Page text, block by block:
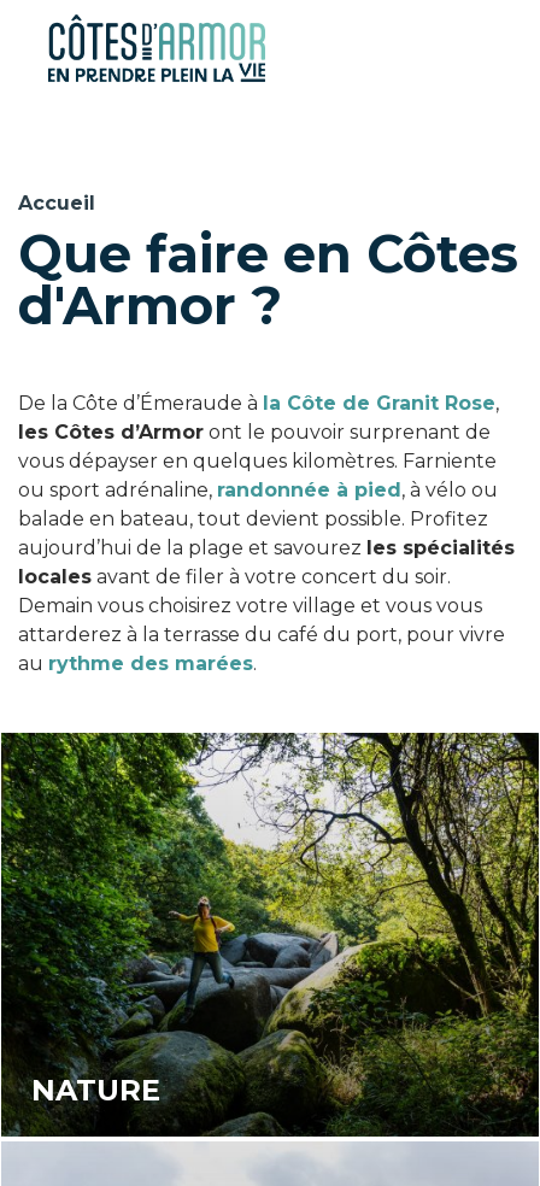
Panneau de gestion des cookies
Accueil
Que faire en Côtes
d'Armor ?
De la Côte d’Émeraude à la Côte de Granit Rose,
les Côtes d’Armor ont le pouvoir surprenant de
vous dépayser en quelques kilomètres. Farniente
ou sport adrénaline, randonnée à pied , à vélo ou
balade en bateau, tout devient possible. Profitez
aujourd’hui de la plage et savourez les spécialités
locales avant de filer à votre concert du soir.
Demain vous choisirez votre village et vous vous
attarderez à la terrasse du café du port, pour vivre
au rythme des marées.
NATURE